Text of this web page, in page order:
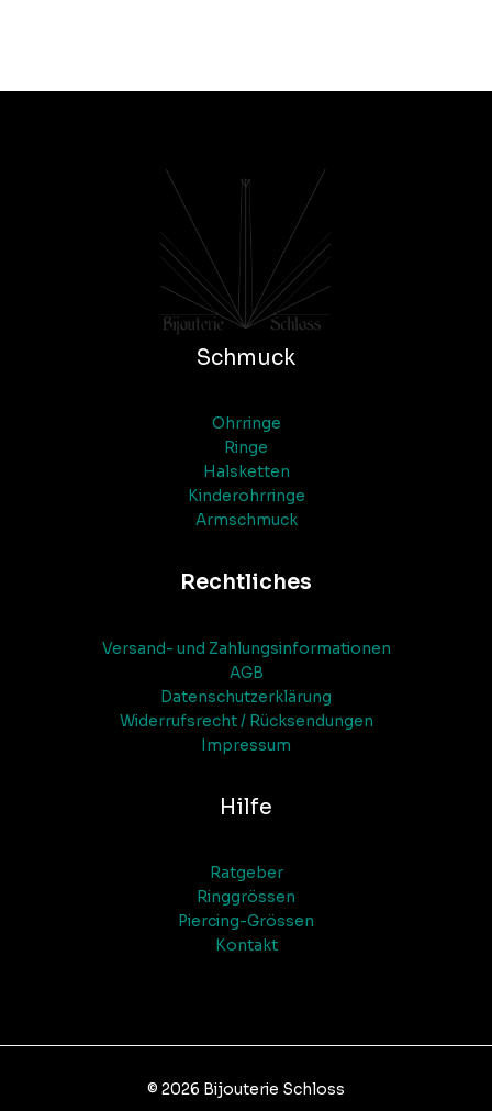
Schmuck
Ohrringe
Ringe
Halsketten
Kinderohrringe
Armschmuck
Rechtliches
Versand- und Zahlungsinformationen
AGB
Datenschutzerklärung
Widerrufsrecht / Rücksendungen
Impressum
Hilfe
Ratgeber
Ringgrössen
Piercing-Grössen
Kontakt
© 2026 Bijouterie Schloss